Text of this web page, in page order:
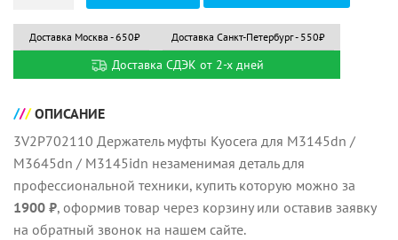
Доставка Москва - 650₽ Доставка Санкт-Петербург - 550₽
Доставка СДЭК от 2-х дней
ОПИСАНИЕ
3V2P702110 Держатель муфты Kyocera для M3145dn /
M3645dn / M3145idn незаменимая деталь для
профессиональной техники, купить которую можно за
1900 ₽, оформив товар через корзину или оставив заявку
на обратный звонок на нашем сайте.